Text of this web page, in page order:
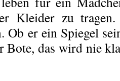
Kleider zu tragen.
Ob er ein Spiegel
Bote, das wird nie